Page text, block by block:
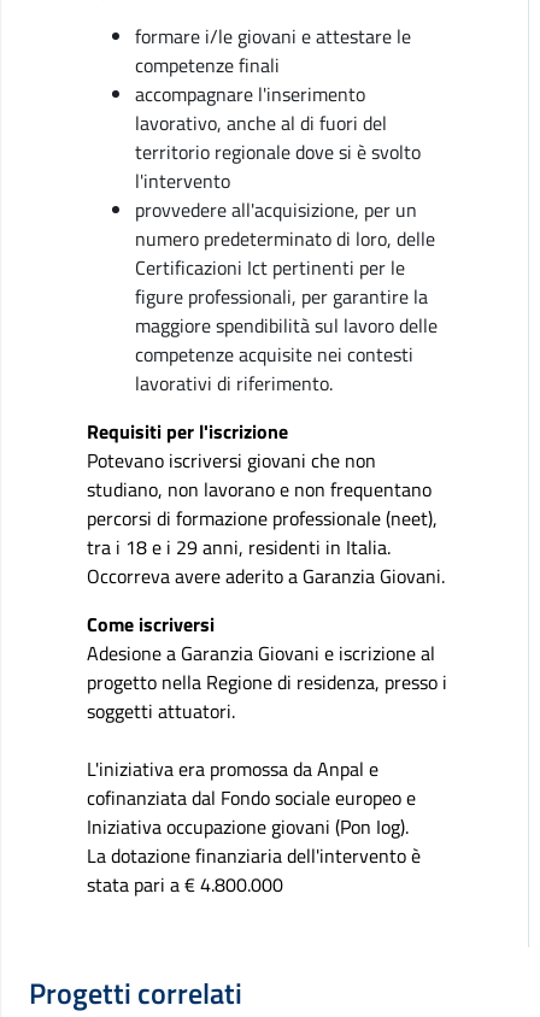
formare i/le giovani e attestare le
competenze finali
accompagnare l'inserimento
lavorativo, anche al di fuori del
territorio regionale dove si è svolto
l'intervento
provvedere all'acquisizione, per un
numero predeterminato di loro, delle
Certificazioni Ict pertinenti per le
figure professionali, per garantire la
maggiore spendibilità sul lavoro delle
competenze acquisite nei contesti
lavorativi di riferimento.
Requisiti per l'iscrizione
Potevano iscriversi giovani che non
studiano, non lavorano e non frequentano
percorsi di formazione professionale (neet),
tra i 18 e i 29 anni, residenti in Italia.
Occorreva avere aderito a Garanzia Giovani.
Come iscriversi
Adesione a Garanzia Giovani e iscrizione al
progetto nella Regione di residenza, presso i
soggetti attuatori.
L'iniziativa era promossa da Anpal e
cofinanziata dal Fondo sociale europeo e
Iniziativa occupazione giovani (Pon Iog).
La dotazione finanziaria dell'intervento è
stata pari a € 4.800.000
Progetti correlati